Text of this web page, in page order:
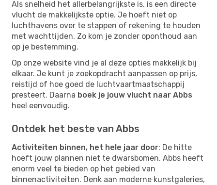
Als snelheid het allerbelangrijkste is, is een directe
vlucht de makkelijkste optie. Je hoeft niet op
luchthavens over te stappen of rekening te houden
met wachttijden. Zo kom je zonder oponthoud aan
op je bestemming.
Op onze website vind je al deze opties makkelijk bij
elkaar. Je kunt je zoekopdracht aanpassen op prijs,
reistijd of hoe goed de luchtvaartmaatschappij
presteert. Daarna boek je jouw vlucht naar Abbs
heel eenvoudig.
Ontdek het beste van Abbs
Activiteiten binnen, het hele jaar door: De hitte
hoeft jouw plannen niet te dwarsbomen. Abbs heeft
enorm veel te bieden op het gebied van
binnenactiviteiten. Denk aan moderne kunstgaleries,